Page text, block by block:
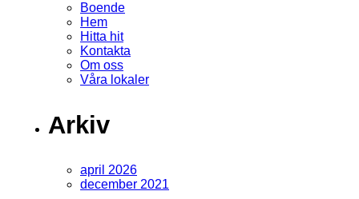
Boende
Hem
Hitta hit
Kontakta
Om oss
Våra lokaler
Arkiv
april 2026
december 2021